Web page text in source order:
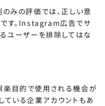
みの評価では、正しい意
す。Instagram広告でサ
ユーザーを排除してはな
楽目的で使用される機会が
いる企業アカウントもあ